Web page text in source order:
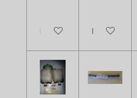
In den Warenkorb
In den